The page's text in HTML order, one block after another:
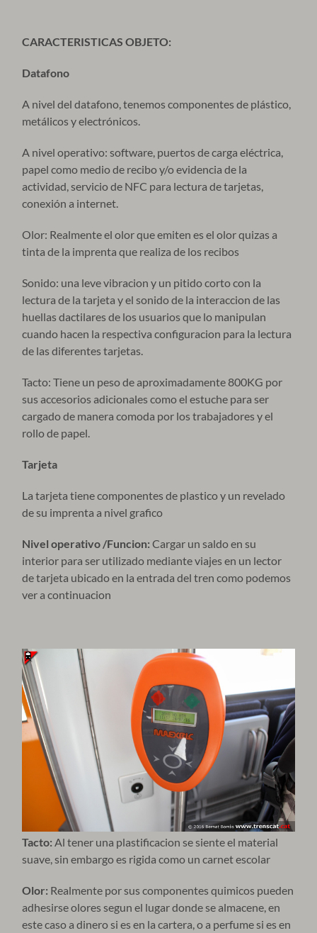
CARACTERISTICAS OBJETO:
Datafono
A nivel del datafono, tenemos componentes de plástico,
metálicos y electrónicos.
A nivel operativo: software, puertos de carga eléctrica,
papel como medio de recibo y/o evidencia de la
actividad, servicio de NFC para lectura de tarjetas,
conexión a internet.
Olor: Realmente el olor que emiten es el olor quizas a
tinta de la imprenta que realiza de los recibos
Sonido: una leve vibracion y un pitido corto con la
lectura de la tarjeta y el sonido de la interaccion de las
huellas dactilares de los usuarios que lo manipulan
cuando hacen la respectiva configuracion para la lectura
de las diferentes tarjetas.
Tacto: Tiene un peso de aproximadamente 800KG por
sus accesorios adicionales como el estuche para ser
cargado de manera comoda por los trabajadores y el
rollo de papel.
Tarjeta
La tarjeta tiene componentes de plastico y un revelado
de su imprenta a nivel grafico
Nivel operativo /Funcion: Cargar un saldo en su
interior para ser utilizado mediante viajes en un lector
de tarjeta ubicado en la entrada del tren como podemos
ver a continuacion
Tacto: Al tener una plastificacion se siente el material
suave, sin embargo es rigida como un carnet escolar
Olor: Realmente por sus componentes quimicos pueden
adhesirse olores segun el lugar donde se almacene, en
este caso a dinero si es en la cartera, o a perfume si es en